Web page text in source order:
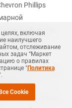
Phillips
Байу после
преддверии
месяцев 2023
учета
2 183,01 тыс.
включая
наилучшего
отслеживание
задач “Маркет
о правилах
"Политика
Cookie